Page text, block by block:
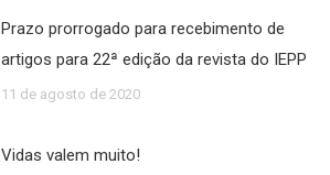
Prazo prorrogado para recebimento de
artigos para 22ª edição da revista do IEPP
11 de agosto de 2020
Vidas valem muito!